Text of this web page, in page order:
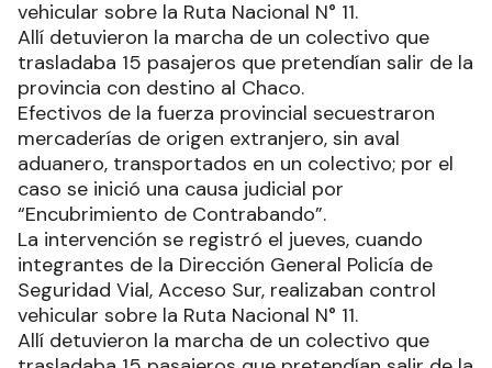
vehicular sobre la Ruta Nacional N° 11.
Allí detuvieron la marcha de un colectivo que
trasladaba 15 pasajeros que pretendían salir de la
provincia con destino al Chaco.
Efectivos de la fuerza provincial secuestraron
mercaderías de origen extranjero, sin aval
aduanero, transportados en un colectivo; por el
caso se inició una causa judicial por
“Encubrimiento de Contrabando”.
La intervención se registró el jueves, cuando
integrantes de la Dirección General Policía de
Seguridad Vial, Acceso Sur, realizaban control
vehicular sobre la Ruta Nacional N° 11.
Allí detuvieron la marcha de un colectivo que